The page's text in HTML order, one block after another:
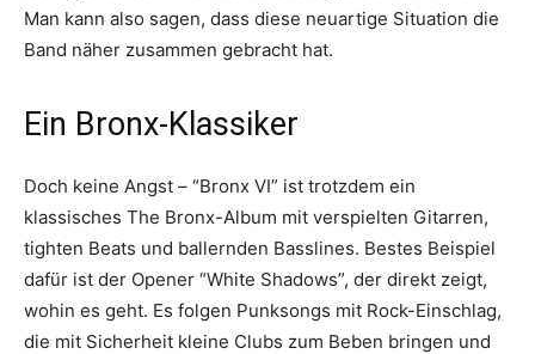
Man kann also sagen, dass diese neuartige Situation die
Band näher zusammen gebracht hat.
Ein Bronx-Klassiker
Doch keine Angst – “Bronx VI” ist trotzdem ein
klassisches The Bronx-Album mit verspielten Gitarren,
tighten Beats und ballernden Basslines. Bestes Beispiel
dafür ist der Opener “White Shadows”, der direkt zeigt,
wohin es geht. Es folgen Punksongs mit Rock-Einschlag,
die mit Sicherheit kleine Clubs zum Beben bringen und